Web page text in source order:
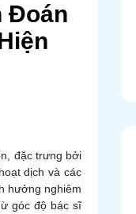
Đoán
đặc trưng bởi
dịch và các
hưởng nghiêm
góc độ bác sĩ